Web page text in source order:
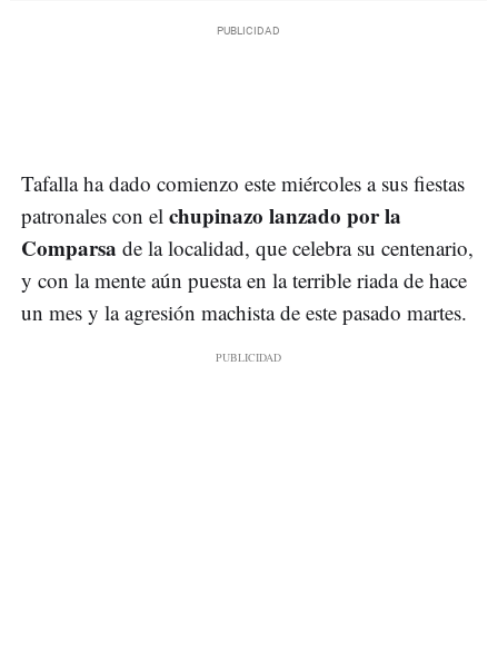
Tafalla ha dado comienzo este miércoles a sus fiestas
patronales con el chupinazo lanzado por la
Comparsa de la localidad, que celebra su centenario,
y con la mente aún puesta en la terrible riada de hace
un mes y la agresión machista de este pasado martes.